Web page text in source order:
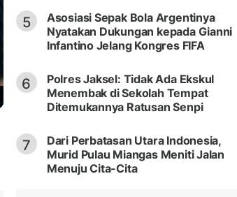
5
Asosiasi Sepak Bola Argentinya
Nyatakan Dukungan kepada Gianni
Infantino Jelang Kongres FIFA
6
Polres Jaksel: Tidak Ada Ekskul
Menembak di Sekolah Tempat
Ditemukannya Ratusan Senpi
7
Dari Perbatasan Utara Indonesia,
Murid Pulau Miangas Meniti Jalan
Menuju Cita-Cita